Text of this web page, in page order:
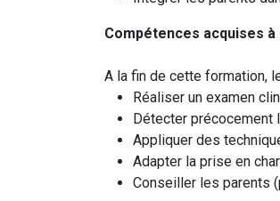
Compétences acquises
A la fin de cette formation,
Réaliser un examen
Détecter
Appliquer des
Adapter la prise en
Conseiller les parents